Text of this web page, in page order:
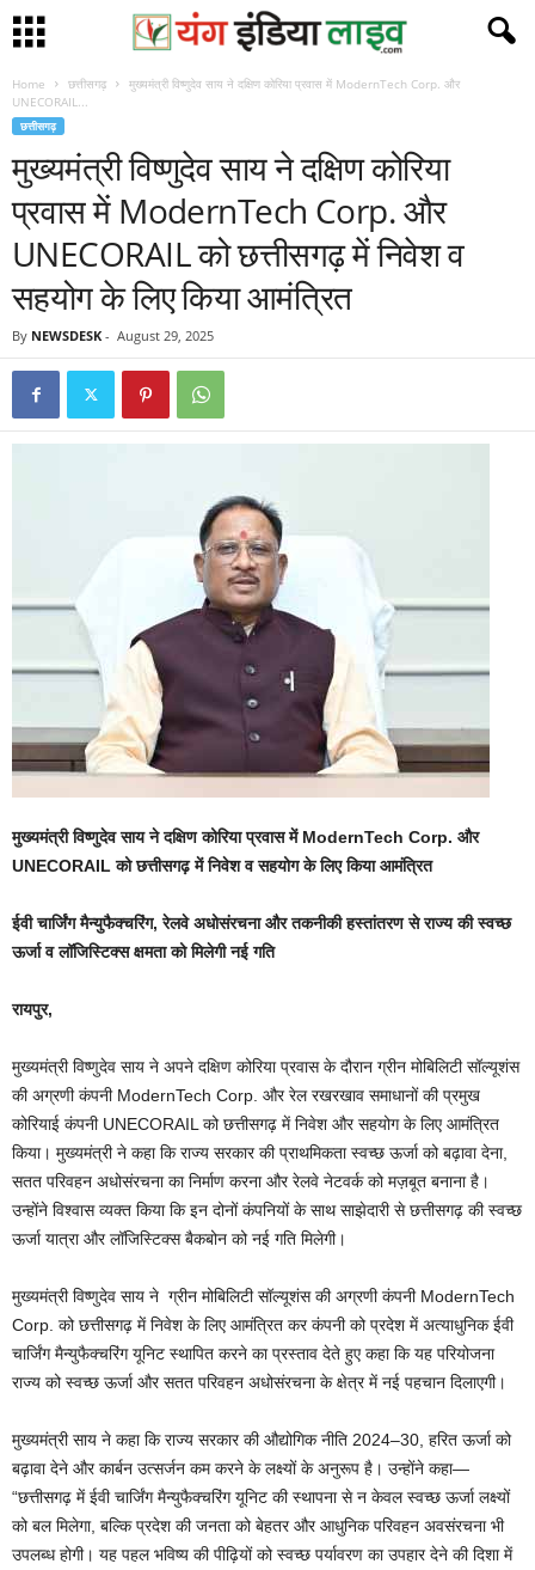
Home छत्तीसगढ़
मुख्यमंत्री विष्णुदेव साय ने दक्षिण कोरिया प्रवास में ModernTech Corp. और
UNECORAIL...
छत्तीसगढ़
मुख्यमंत्री विष्णुदेव साय ने दक्षिण कोरिया
प्रवास में ModernTech Corp. और
UNECORAIL को छत्तीसगढ़ में निवेश व
सहयोग के लिए किया आमंत्रित
By NEWSDESK - August 29, 2025
मुख्यमंत्री विष्णुदेव साय ने दक्षिण कोरिया प्रवास में ModernTech Corp. और
UNECORAIL को छत्तीसगढ़ में निवेश व सहयोग के लिए किया आमंत्रित
ईवी चार्जिंग मैन्युफैक्चरिंग, रेलवे अधोसंरचना और तकनीकी हस्तांतरण से राज्य की स्वच्छ
ऊर्जा व लॉजिस्टिक्स क्षमता को मिलेगी नई गति
रायपुर,
मुख्यमंत्री विष्णुदेव साय ने अपने दक्षिण कोरिया प्रवास के दौरान ग्रीन मोबिलिटी सॉल्यूशंस
की अग्रणी कंपनी ModernTech Corp. और रेल रखरखाव समाधानों की प्रमुख
कोरियाई कंपनी UNECORAIL को छत्तीसगढ़ में निवेश और सहयोग के लिए आमंत्रित
किया। मुख्यमंत्री ने कहा कि राज्य सरकार की प्राथमिकता स्वच्छ ऊर्जा को बढ़ावा देना,
सतत परिवहन अधोसंरचना का निर्माण करना और रेलवे नेटवर्क को मज़बूत बनाना है।
उन्होंने विश्वास व्यक्त किया कि इन दोनों कंपनियों के साथ साझेदारी से छत्तीसगढ़ की स्वच्छ
ऊर्जा यात्रा और लॉजिस्टिक्स बैकबोन को नई गति मिलेगी।
मुख्यमंत्री विष्णुदेव साय ने ग्रीन मोबिलिटी सॉल्यूशंस की अग्रणी कंपनी ModernTech
Corp. को छत्तीसगढ़ में निवेश के लिए आमंत्रित कर कंपनी को प्रदेश में अत्याधुनिक ईवी
चार्जिंग मैन्युफैक्चरिंग यूनिट स्थापित करने का प्रस्ताव देते हुए कहा कि यह परियोजना
राज्य को स्वच्छ ऊर्जा और सतत परिवहन अधोसंरचना के क्षेत्र में नई पहचान दिलाएगी।
मुख्यमंत्री साय ने कहा कि राज्य सरकार की औद्योगिक नीति 2024–30, हरित ऊर्जा को
बढ़ावा देने और कार्बन उत्सर्जन कम करने के लक्ष्यों के अनुरूप है। उन्होंने कहा—
“छत्तीसगढ़ में ईवी चार्जिंग मैन्युफैक्चरिंग यूनिट की स्थापना से न केवल स्वच्छ ऊर्जा लक्ष्यों
को बल मिलेगा, बल्कि प्रदेश की जनता को बेहतर और आधुनिक परिवहन अवसंरचना भी
उपलब्ध होगी। यह पहल भविष्य की पीढ़ियों को स्वच्छ पर्यावरण का उपहार देने की दिशा में